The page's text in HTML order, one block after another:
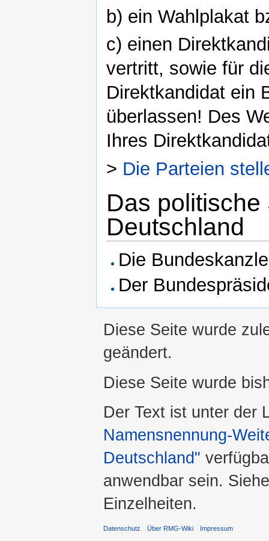
b) ein Wahlplakat
c) einen
vertritt, sowie für
Direktkandidat ein
überlassen! Des
Ihres
> Die Parteien
Das
Deutschland
Die
Der
Diese Seite wurde
geändert.
Diese Seite wurde
Der Text ist unter der
Namensnennung-
Deutschland"
anwendbar sein.
Einzelheiten.
Datenschutz Über RMG-Wiki Impressum